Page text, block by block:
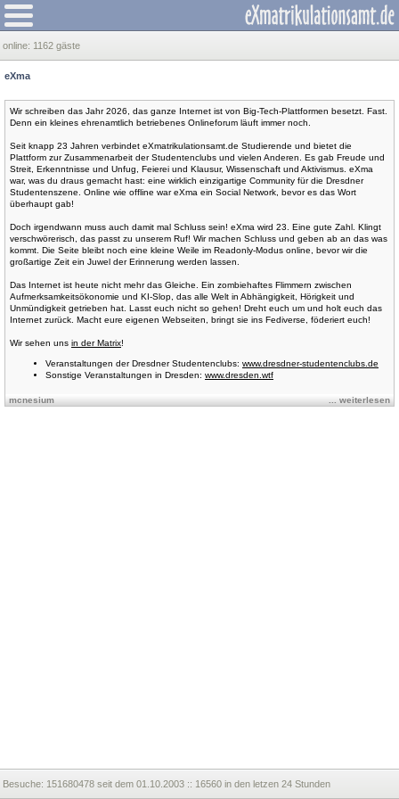
online: 1162 gäste
eXma
Wir schreiben das Jahr 2026, das ganze Internet ist von Big-Tech-Plattformen besetzt. Fast.
Denn ein kleines ehrenamtlich betriebenes Onlineforum läuft immer noch.
Seit knapp 23 Jahren verbindet eXmatrikulationsamt.de Studierende und bietet die
Plattform zur Zusammenarbeit der Studentenclubs und vielen Anderen. Es gab Freude und
Streit, Erkenntnisse und Unfug, Feierei und Klausur, Wissenschaft und Aktivismus. eXma
war, was du draus gemacht hast: eine wirklich einzigartige Community für die Dresdner
Studentenszene. Online wie offline war eXma ein Social Network, bevor es das Wort
überhaupt gab!
Doch irgendwann muss auch damit mal Schluss sein! eXma wird 23. Eine gute Zahl. Klingt
verschwörerisch, das passt zu unserem Ruf! Wir machen Schluss und geben ab an das was
kommt. Die Seite bleibt noch eine kleine Weile im Readonly-Modus online, bevor wir die
großartige Zeit ein Juwel der Erinnerung werden lassen.
Das Internet ist heute nicht mehr das Gleiche. Ein zombiehaftes Flimmern zwischen
Aufmerksamkeitsökonomie und KI-Slop, das alle Welt in Abhängigkeit, Hörigkeit und
Unmündigkeit getrieben hat. Lasst euch nicht so gehen! Dreht euch um und holt euch das
Internet zurück. Macht eure eigenen Webseiten, bringt sie ins Fediverse, föderiert euch!
Wir sehen uns in der Matrix!
Veranstaltungen der Dresdner Studentenclubs: www.dresdner-studentenclubs.de
Sonstige Veranstaltungen in Dresden: www.dresden.wtf
mcnesium ... weiterlesen
Besuche: 151680478 seit dem 01.10.2003 :: 16560 in den letzen 24 Stunden